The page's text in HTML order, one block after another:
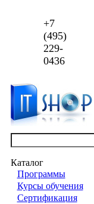
+7
(495)
229-
0436
Каталог
Программы
Курсы обучения
Сертификация